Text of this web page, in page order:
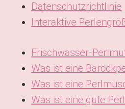
Datenschutzrichtlinie
Interaktive
Frischwasser-
Was ist eine
Was ist eine
Was ist eine gute